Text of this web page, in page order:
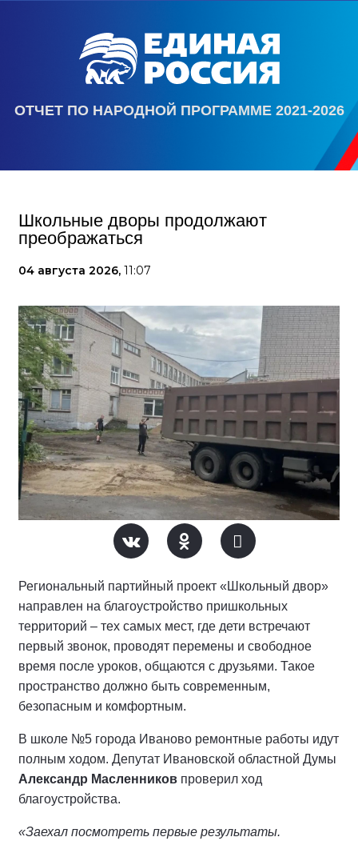
ОТЧЕТ ПО НАРОДНОЙ ПРОГРАММЕ 2021-2026
Школьные дворы продолжают
преображаться
04 августа 2026, 11:07
Региональный партийный проект «Школьный двор»
направлен на благоустройство пришкольных
территорий – тех самых мест, где дети встречают
первый звонок, проводят перемены и свободное
время после уроков, общаются с друзьями. Такое
пространство должно быть современным,
безопасным и комфортным.
В школе №5 города Иваново ремонтные работы идут
полным ходом. Депутат Ивановской областной Думы
Александр Масленников проверил ход
благоустройства.
«Заехал посмотреть первые результаты.